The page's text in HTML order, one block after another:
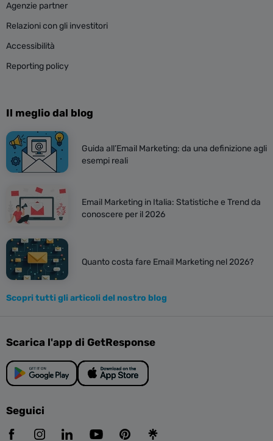
Agenzie partner
Relazioni con gli investitori
Accessibilità
Reporting policy
Il meglio dal blog
Guida all’Email Marketing: da una definizione agli
esempi reali
Email Marketing in Italia: Statistiche e Trend da
conoscere per il 2026
Quanto costa fare Email Marketing nel 2026?
Scopri tutti gli articoli del nostro blog
Scarica l'app di GetResponse
Seguici